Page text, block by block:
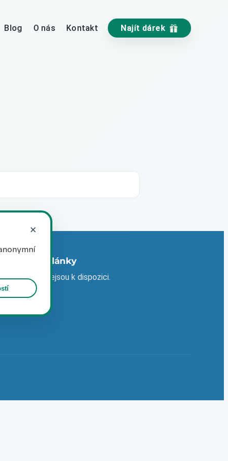
Blog O nás Kontakt Najít dárek
Nejnovější články
články nejsou k dispozici.
×